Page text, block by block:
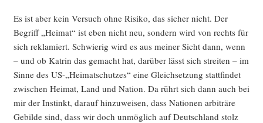
Es ist aber kein Ver­such ohne Risi­ko, das sicher nicht. Der
Begriff „Hei­mat“ ist eben nicht neu, son­dern wird von rechts für
sich rekla­miert. Schwie­rig wird es aus mei­ner Sicht dann, wenn
– und ob Kat­rin das gemacht hat, dar­über lässt sich strei­ten – im
Sin­ne des US-„Heimatschutzes“ eine Gleich­set­zung statt­fin­det
zwi­schen Hei­mat, Land und Nati­on. Da rührt sich dann auch bei
mir der Instinkt, dar­auf hin­zu­wei­sen, dass Natio­nen arbi­trä­re
Gebil­de sind, dass wir doch unmög­lich auf Deutsch­land stolz